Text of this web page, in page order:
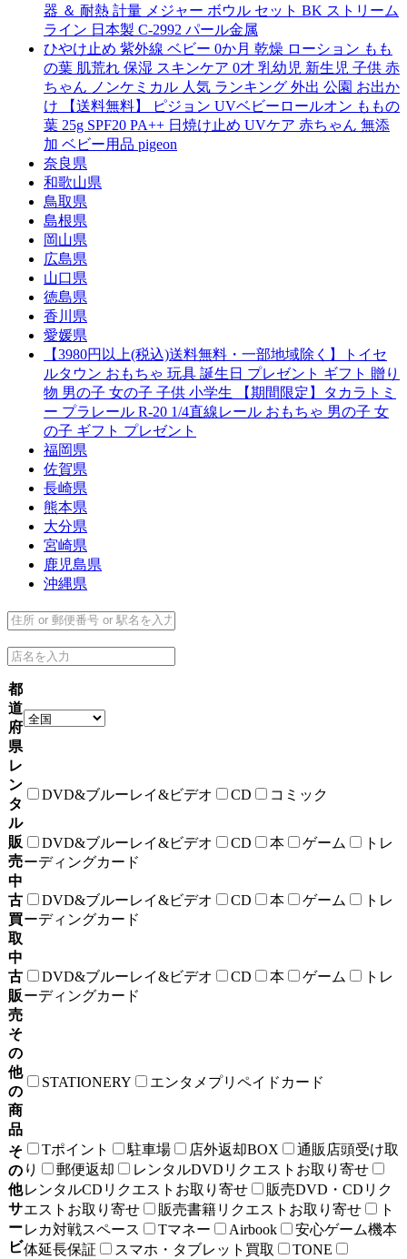
器 ＆ 耐熱 計量 メジャー ボウル セット BK ストリーム
ライン 日本製 C-2992 パール金属
ひやけ止め 紫外線 ベビー 0か月 乾燥 ローション もも
の葉 肌荒れ 保湿 スキンケア 0才 乳幼児 新生児 子供 赤
ちゃん ノンケミカル 人気 ランキング 外出 公園 お出か
け 【送料無料】 ピジョン UVベビーロールオン ももの
葉 25g SPF20 PA++ 日焼け止め UVケア 赤ちゃん 無添
加 ベビー用品 pigeon
奈良県
和歌山県
鳥取県
島根県
岡山県
広島県
山口県
徳島県
香川県
愛媛県
【3980円以上(税込)送料無料・一部地域除く】トイセ
ルタウン おもちゃ 玩具 誕生日 プレゼント ギフト 贈り
物 男の子 女の子 子供 小学生 【期間限定】タカラトミ
ー プラレール R-20 1/4直線レール おもちゃ 男の子 女
の子 ギフト プレゼント
福岡県
佐賀県
長崎県
熊本県
大分県
宮崎県
鹿児島県
沖縄県
都
道
府
県
レ
ン
タ
ル
DVD&ブルーレイ&ビデオ CD コミック
販
売
DVD&ブルーレイ&ビデオ CD 本 ゲーム
トレ
ーディングカード
中
古
買
取
DVD&ブルーレイ&ビデオ CD 本 ゲーム
トレ
ーディングカード
中
古
販
売
DVD&ブルーレイ&ビデオ CD 本 ゲーム
トレ
ーディングカード
そ
の
他
の
商
品
STATIONERY エンタメプリペイドカード
そ
の
他
サ
ー
ビ
Tポイント 駐車場 店外返却BOX
通販店頭受け取
り
郵便返却
レンタルDVDリクエストお取り寄せ
レンタルCDリクエストお取り寄せ
販売DVD・CDリク
エストお取り寄せ
販売書籍リクエストお取り寄せ
ト
レカ対戦スペース
Tマネー Airbook
安心ゲーム機本
体延長保証
スマホ・タブレット買取 TONE